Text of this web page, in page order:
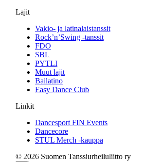
Lajit
Vakio- ja latinalaistanssit
Rock’n’Swing -tanssit
FDO
SBL
PYTLI
Muut lajit
Bailatino
Easy Dance Club
Linkit
Dancesport FIN Events
Dancecore
STUL Merch -kauppa
© 2026 Suomen Tanssiurheiluliitto ry